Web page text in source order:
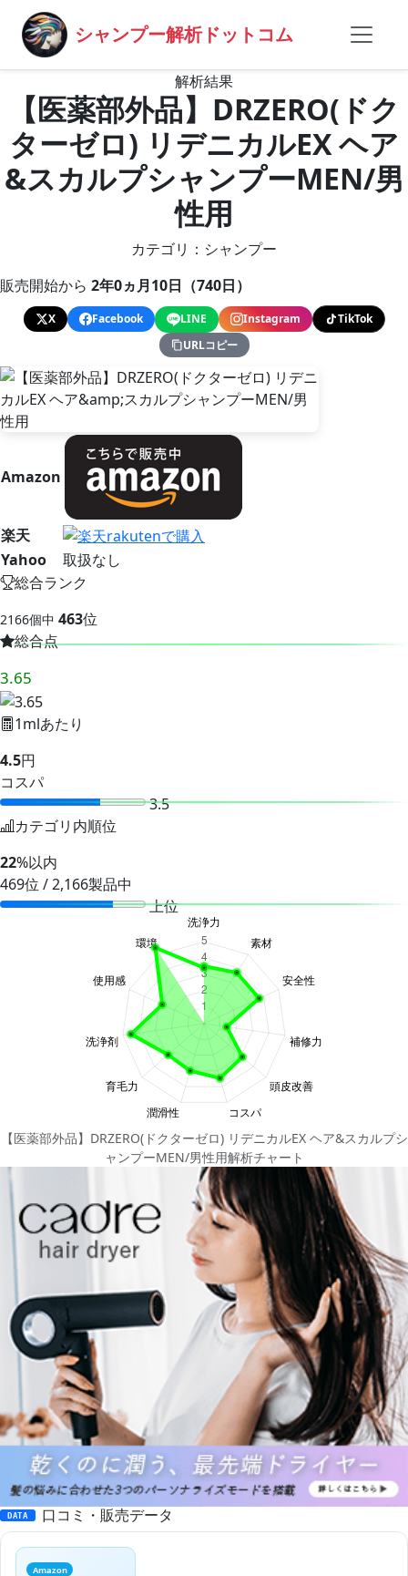
シャンプー解析ドットコム
解析結果
【医薬部外品】DRZERO(ドク
ターゼロ) リデニカルEX ヘア
&スカルプシャンプーMEN/男
性用
カテゴリ：シャンプー
販売開始から 2年0ヵ月10日（740日）
X Facebook LINE Instagram
TikTok
URLコピー
Amazon
楽天
Yahoo
取扱なし
総合ランク
2166個中 463位
総合点
3.65
1mlあたり
4.5円
コスパ
3.5
カテゴリ内順位
22%以内
469位 / 2,166製品中
上位
【医薬部外品】DRZERO(ドクターゼロ) リデニカルEX ヘア&スカルプシ
ャンプーMEN/男性用解析チャート
DATA 口コミ・販売データ
Amazon